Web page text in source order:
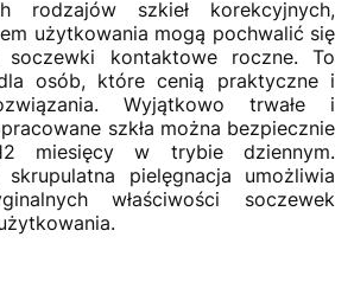
rodzajów szkieł korekcyjnych,
użytkowania mogą pochwalić się
soczewki kontaktowe roczne. To
osób, które cenią praktyczne i
Wyjątkowo trwałe i
szkła można bezpiecznie
miesięcy w trybie dziennym.
pielęgnacja umożliwia
właściwości soczewek